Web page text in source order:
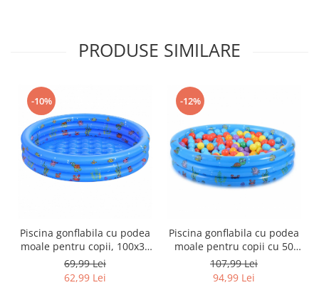
PRODUSE SIMILARE
-10%
Piscina gonflabila cu podea
moale pentru copii, 100x35
cm, albastru
69,99 Lei
62,99 Lei
-12%
Piscina gonflabila cu podea
moale pentru copii cu 50
bile colorate incluse,
100x35 cm, albastru
107,99 Lei
94,99 Lei